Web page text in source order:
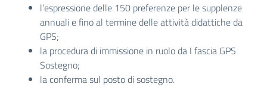
l’espressione delle 150 preferenze per le supplenze
annuali e fino al termine delle attività didattiche da
GPS;
la procedura di immissione in ruolo da I fascia GPS
Sostegno;
la conferma sul posto di sostegno.